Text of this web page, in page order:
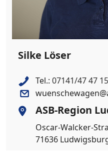
Silke Löser
Tel.: 07141/47 47
ASB-Region
Oscar-Walcker-
71636